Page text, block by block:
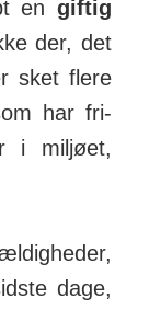
en giftig
der, det
sket flere
har fri­
i miljøet,
dage,